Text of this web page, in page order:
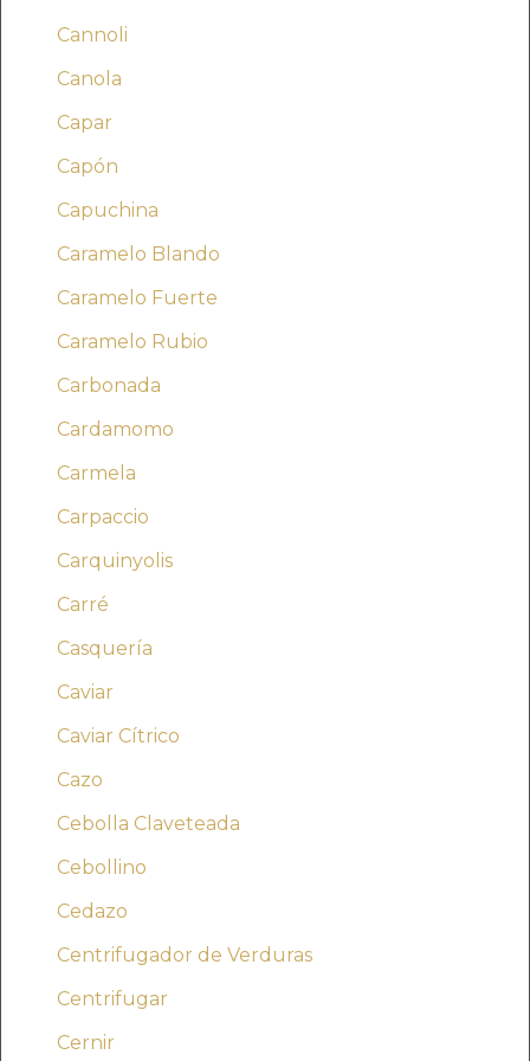
Cannoli
Canola
Capar
Capón
Capuchina
Caramelo Blando
Caramelo Fuerte
Caramelo Rubio
Carbonada
Cardamomo
Carmela
Carpaccio
Carquinyolis
Carré
Casquería
Caviar
Caviar Cítrico
Cazo
Cebolla Claveteada
Cebollino
Cedazo
Centrifugador de Verduras
Centrifugar
Cernir